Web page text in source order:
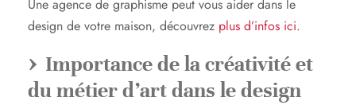
Une agence de graphisme peut vous aider dans le
design de votre maison, découvrez plus d’infos ici.
Importance de la créativité et
du métier d’art dans le design